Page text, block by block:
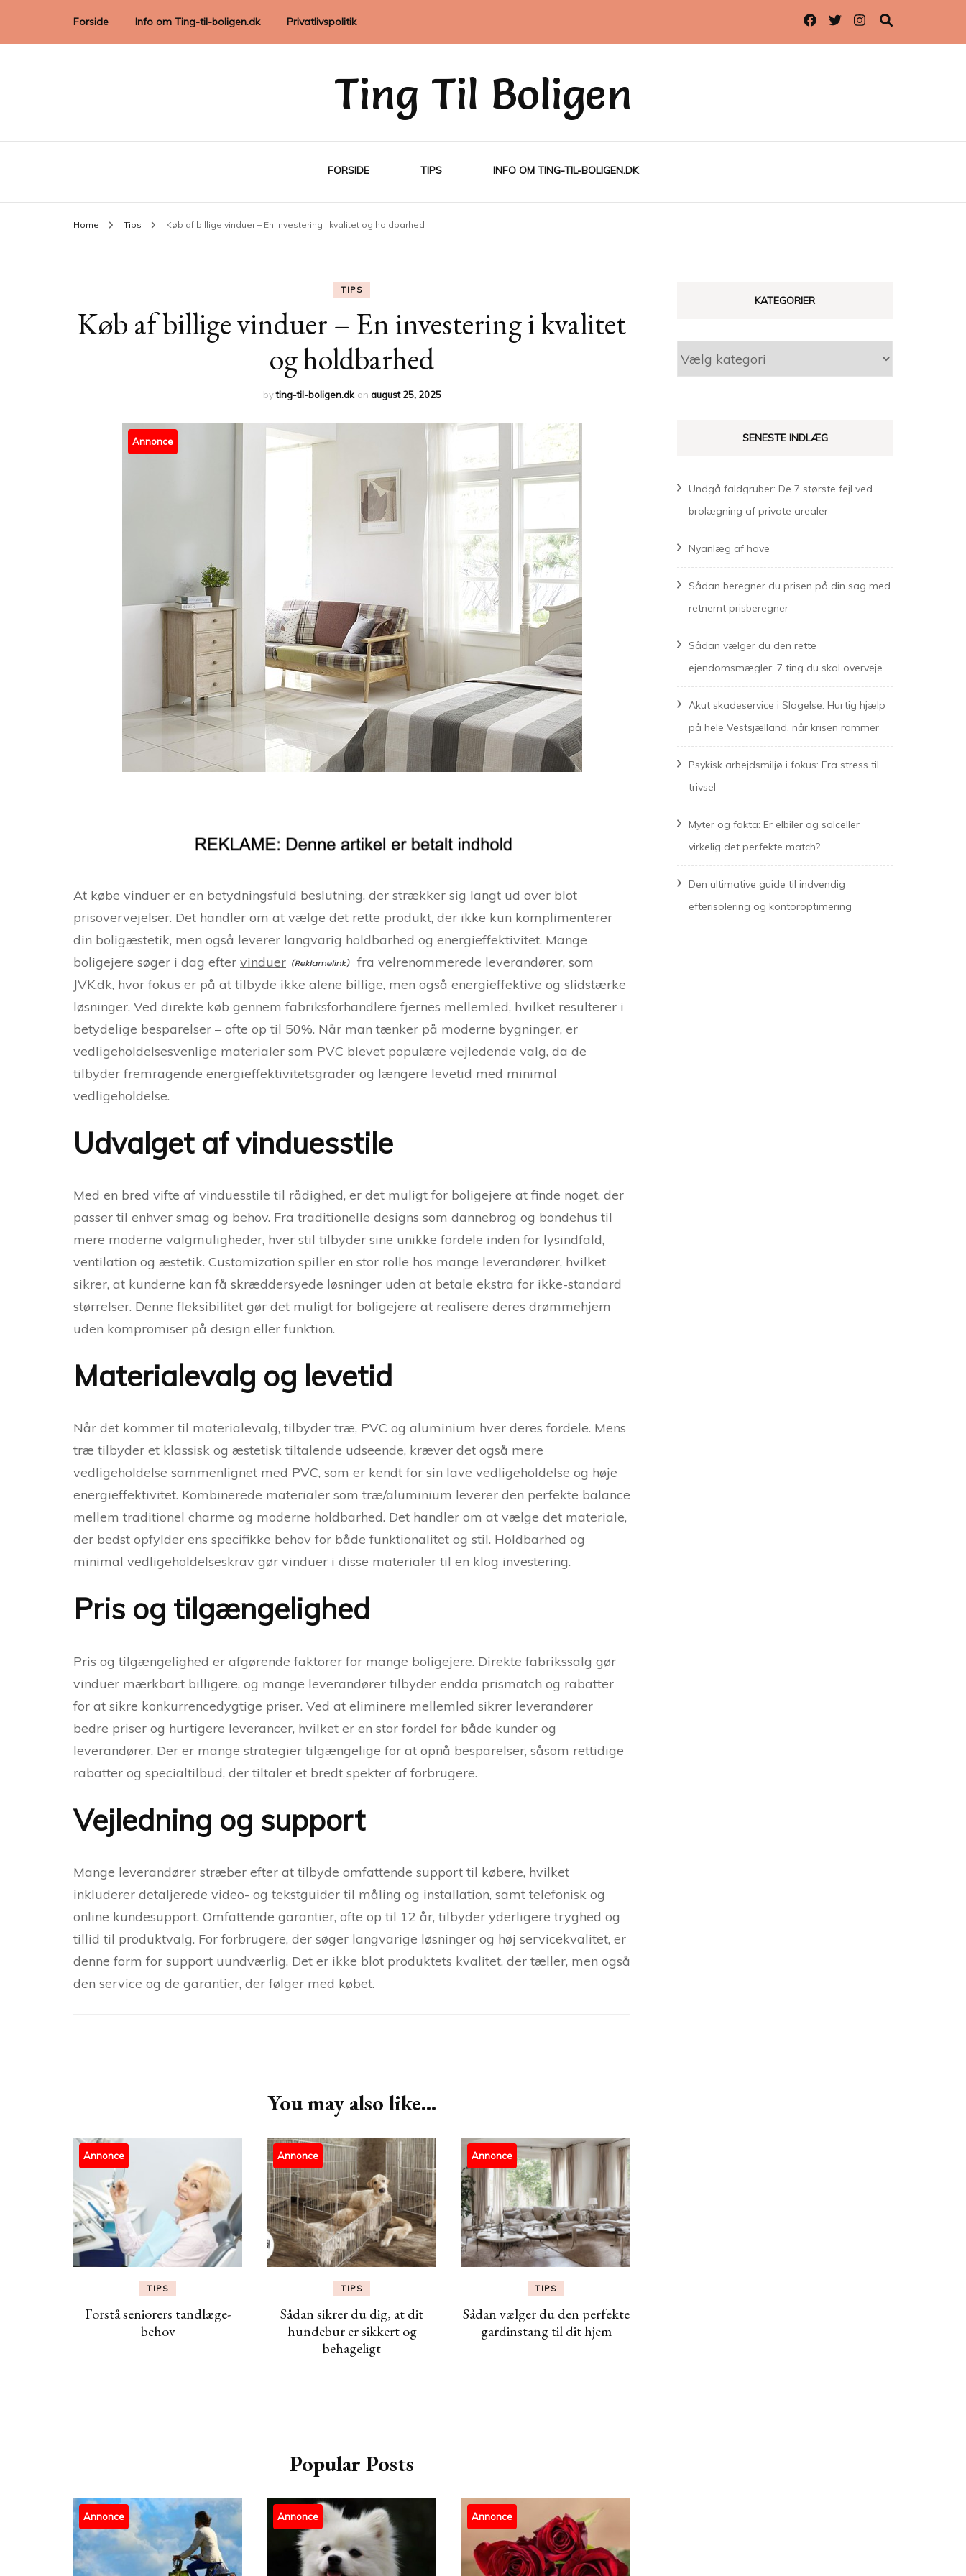
Forside Info om Ting-til-boligen.dk Privatlivspolitik
Ting Til Boligen
FORSIDE TIPS INFO OM TING-TIL-BOLIGEN.DK
Home Tips Køb af billige vinduer – En investering i kvalitet og holdbarhed
TIPS
Køb af billige vinduer – En investering i kvalitet
og holdbarhed
byting-til-boligen.dk on august 25, 2025
Annonce
At købe vinduer er en betydningsfuld beslutning, der strækker sig langt ud over blot
prisovervejelser. Det handler om at vælge det rette produkt, der ikke kun komplimenterer
din boligæstetik, men også leverer langvarig holdbarhed og energieffektivitet. Mange
boligejere søger i dag efter vinduer
fra velrenommerede leverandører, som
JVK.dk, hvor fokus er på at tilbyde ikke alene billige, men også energieffektive og slidstærke
løsninger. Ved direkte køb gennem fabriksforhandlere fjernes mellemled, hvilket resulterer i
betydelige besparelser – ofte op til 50%. Når man tænker på moderne bygninger, er
vedligeholdelsesvenlige materialer som PVC blevet populære vejledende valg, da de
tilbyder fremragende energieffektivitetsgrader og længere levetid med minimal
vedligeholdelse.
Udvalget af vinduesstile
Med en bred vifte af vinduesstile til rådighed, er det muligt for boligejere at finde noget, der
passer til enhver smag og behov. Fra traditionelle designs som dannebrog og bondehus til
mere moderne valgmuligheder, hver stil tilbyder sine unikke fordele inden for lysindfald,
ventilation og æstetik. Customization spiller en stor rolle hos mange leverandører, hvilket
sikrer, at kunderne kan få skræddersyede løsninger uden at betale ekstra for ikke-standard
størrelser. Denne fleksibilitet gør det muligt for boligejere at realisere deres drømmehjem
uden kompromiser på design eller funktion.
Materialevalg og levetid
Når det kommer til materialevalg, tilbyder træ, PVC og aluminium hver deres fordele. Mens
træ tilbyder et klassisk og æstetisk tiltalende udseende, kræver det også mere
vedligeholdelse sammenlignet med PVC, som er kendt for sin lave vedligeholdelse og høje
energieffektivitet. Kombinerede materialer som træ/aluminium leverer den perfekte balance
mellem traditionel charme og moderne holdbarhed. Det handler om at vælge det materiale,
der bedst opfylder ens specifikke behov for både funktionalitet og stil. Holdbarhed og
minimal vedligeholdelseskrav gør vinduer i disse materialer til en klog investering.
Pris og tilgængelighed
Pris og tilgængelighed er afgørende faktorer for mange boligejere. Direkte fabrikssalg gør
vinduer mærkbart billigere, og mange leverandører tilbyder endda prismatch og rabatter
for at sikre konkurrencedygtige priser. Ved at eliminere mellemled sikrer leverandører
bedre priser og hurtigere leverancer, hvilket er en stor fordel for både kunder og
leverandører. Der er mange strategier tilgængelige for at opnå besparelser, såsom rettidige
rabatter og specialtilbud, der tiltaler et bredt spekter af forbrugere.
Vejledning og support
Mange leverandører stræber efter at tilbyde omfattende support til købere, hvilket
inkluderer detaljerede video- og tekstguider til måling og installation, samt telefonisk og
online kundesupport. Omfattende garantier, ofte op til 12 år, tilbyder yderligere tryghed og
tillid til produktvalg. For forbrugere, der søger langvarige løsninger og høj servicekvalitet, er
denne form for support uundværlig. Det er ikke blot produktets kvalitet, der tæller, men også
den service og de garantier, der følger med købet.
You may also like...
Annonce
TIPS
Forstå seniorers tandlæge-
behov
Annonce
TIPS
Sådan sikrer du dig, at dit
hundebur er sikkert og
behageligt
Annonce
TIPS
Sådan vælger du den perfekte
gardinstang til dit hjem
Popular Posts
Annonce Annonce Annonce
KATEGORIER
Kategorier
SENESTE INDLÆG
Undgå faldgruber: De 7 største fejl ved
brolægning af private arealer
Nyanlæg af have
Sådan beregner du prisen på din sag med
retnemt prisberegner
Sådan vælger du den rette
ejendomsmægler: 7 ting du skal overveje
Akut skadeservice i Slagelse: Hurtig hjælp
på hele Vestsjælland, når krisen rammer
Psykisk arbejdsmiljø i fokus: Fra stress til
trivsel
Myter og fakta: Er elbiler og solceller
virkelig det perfekte match?
Den ultimative guide til indvendig
efterisolering og kontoroptimering